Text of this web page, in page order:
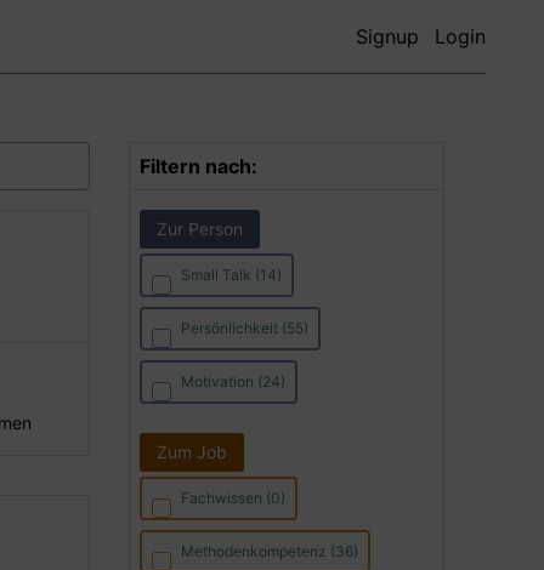
Signup Login
Filtern nach:
Zur Person
Small Talk (14)
Persönlichkeit (55)
Motivation (24)
Zum Job
Fachwissen (0)
Methodenkompetenz (36)